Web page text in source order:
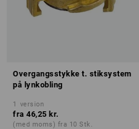
Overgangsstykke t. stiksystem
på lynkobling
1 version
fra 46,25 kr.
(med moms) fra 10 Stk.